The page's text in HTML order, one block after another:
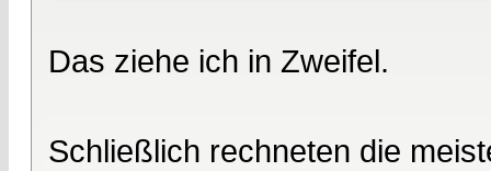
Das ziehe ich in Zweifel.
Schließlich rechneten die